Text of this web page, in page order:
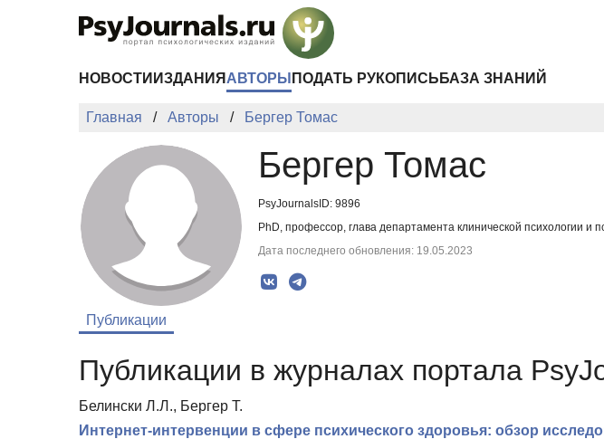
НОВОСТИ ИЗДАНИЯ АВТОРЫ ПОДАТЬ РУКОПИСЬ БАЗА ЗНАНИЙ
Главная Авторы Бергер Томас
Бергер Томас
PsyJournalsID: 9896
PhD, профессор, глава департамента клинической психологии
Дата последнего обновления: 19.05.2023
Публикации
Публикации в журналах портала
Белински Л.Л., Бергер Т.
Интернет-интервенции в сфере психического здоровья: обзор